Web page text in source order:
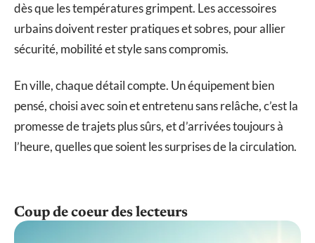
dès que les températures grimpent. Les accessoires
urbains doivent rester pratiques et sobres, pour allier
sécurité, mobilité et style sans compromis.
En ville, chaque détail compte. Un équipement bien
pensé, choisi avec soin et entretenu sans relâche, c’est la
promesse de trajets plus sûrs, et d’arrivées toujours à
l’heure, quelles que soient les surprises de la circulation.
Coup de coeur des lecteurs